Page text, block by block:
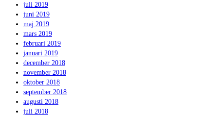
juli 2019
juni 2019
maj 2019
mars 2019
februari 2019
januari 2019
december 2018
november 2018
oktober 2018
september 2018
augusti 2018
juli 2018